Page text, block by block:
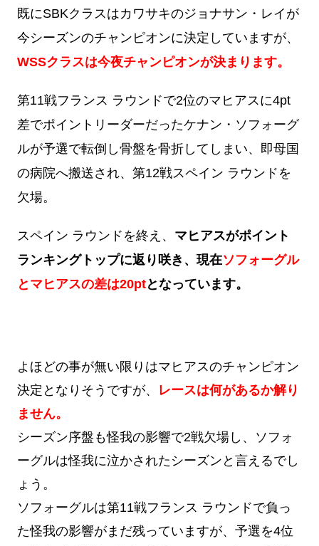
既にSBKクラスはカワサキのジョナサン・レイが
今シーズンのチャンピオンに決定していますが、
WSSクラスは今夜チャンピオンが決まります。
第11戦フランス ラウンドで2位のマヒアスに4pt
差でポイントリーダーだったケナン・ソフォーグ
ルが予選で転倒し骨盤を骨折してしまい、即母国
の病院へ搬送され、第12戦スペイン ラウンドを
欠場。
スペイン ラウンドを終え、 マヒアスがポイント
ランキングトップに返り咲き、現在ソフォーグル
とマヒアスの差は20ptとなっています。
よほどの事が無い限りはマヒアスのチャンピオン
決定となりそうですが、 レースは何があるか解り
ません。
シーズン序盤も怪我の影響で2戦欠場し、ソフォ
ーグルは怪我に泣かされたシーズンと言えるでし
ょう。
ソフォーグルは第11戦フランス ラウンドで負っ
た怪我の影響がまだ残っていますが、予選を4位